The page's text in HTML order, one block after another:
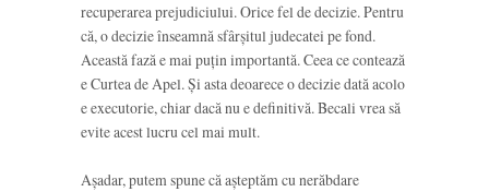
recuperarea prejudiciului. Orice fel de decizie. Pentru
că, o decizie înseamnă sfârșitul judecatei pe fond.
Această fază e mai puțin importantă. Ceea ce contează
e Curtea de Apel. Și asta deoarece o decizie dată acolo
e executorie, chiar dacă nu e definitivă. Becali vrea să
evite acest lucru cel mai mult.
Așadar, putem spune că așteptăm cu nerăbdare